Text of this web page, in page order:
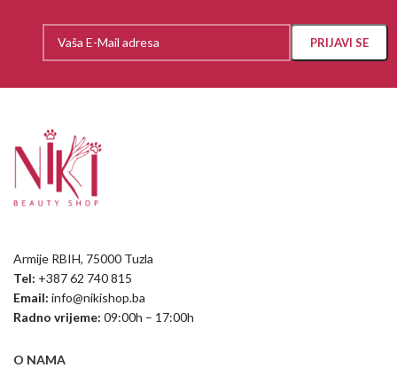
Armije RBIH, 75000 Tuzla
Tel: +387 62 740 815
Email: info@nikishop.ba
Radno vrijeme: 09:00h – 17:00h
O NAMA